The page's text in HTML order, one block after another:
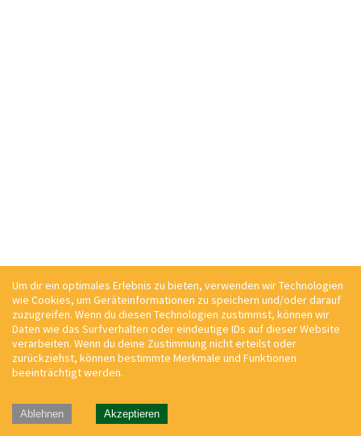
Um dir ein optimales Erlebnis zu bieten, verwenden wir Technologien
wie Cookies, um Geräteinformationen zu speichern und/oder darauf
zuzugreifen. Wenn du diesen Technologien zustimmst, können wir
Daten wie das Surfverhalten oder eindeutige IDs auf dieser Website
verarbeiten. Wenn du deine Zustimmung nicht erteilst oder
zurückziehst, können bestimmte Merkmale und Funktionen
beeinträchtigt werden.
Ablehnen Akzeptieren